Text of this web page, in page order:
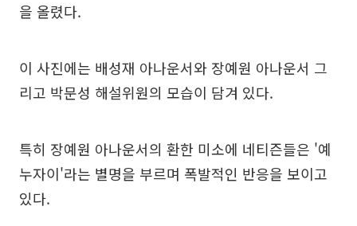
을 올렸다.
이 사진에는 배성재 아나운서와 장예원 아나운서 그
리고 박문성 해설위원의 모습이 담겨 있다.
특히 장예원 아나운서의 환한 미소에 네티즌들은 '예
누자이'라는 별명을 부르며 폭발적인 반응을 보이고
있다.